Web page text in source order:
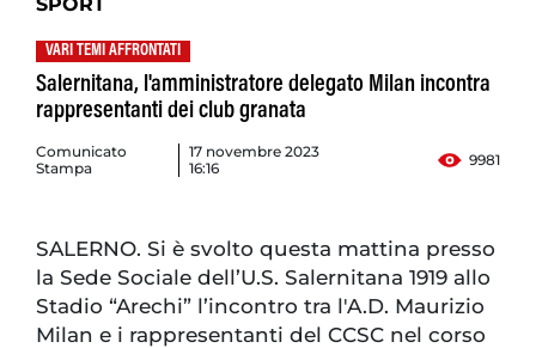
VARI TEMI AFFRONTATI
Salernitana, l'amministratore delegato Milan incontra
rappresentanti dei club granata
Comunicato
Stampa
17 novembre 2023
16:16
9981
SALERNO. Si è svolto questa mattina presso
la Sede Sociale dell’U.S. Salernitana 1919 allo
Stadio “Arechi” l’incontro tra l'A.D. Maurizio
Milan e i rappresentanti del CCSC nel corso